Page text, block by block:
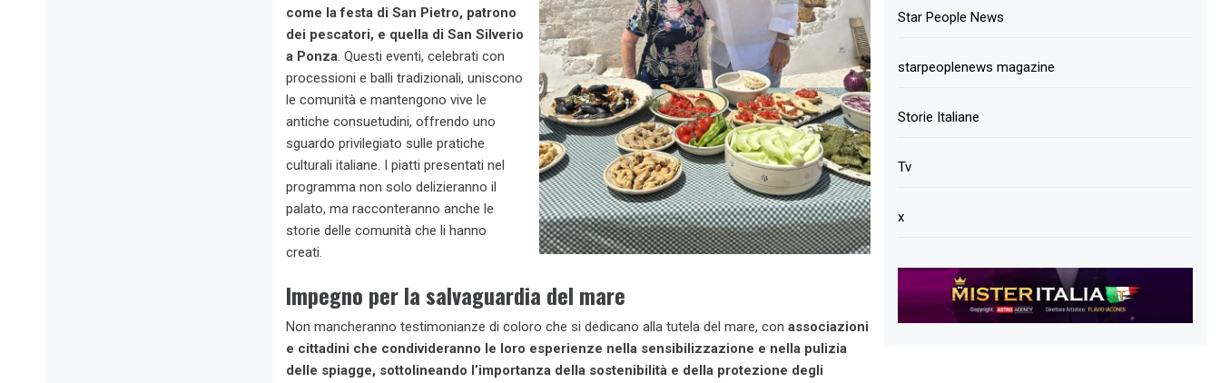
come la festa di San Pietro, patrono
dei pescatori, e quella di San Silverio
a Ponza. Questi eventi, celebrati con
processioni e balli tradizionali, uniscono
le comunità e mantengono vive le
antiche consuetudini, offrendo uno
sguardo privilegiato sulle pratiche
culturali italiane. I piatti presentati nel
programma non solo delizieranno il
palato, ma racconteranno anche le
storie delle comunità che li hanno
creati.
Impegno per la salvaguardia del mare
Non mancheranno testimonianze di coloro che si dedicano alla tutela del mare, con associazioni
e cittadini che condivideranno le loro esperienze nella sensibilizzazione e nella pulizia
delle spiagge, sottolineando l’importanza della sostenibilità e della protezione degli
Star People News
starpeoplenews magazine
Storie Italiane
Tv
x